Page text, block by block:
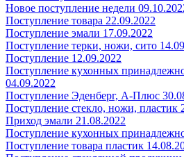
Новое поступление недели
Поступление товара 22.09.2022
Поступление эмали 17.09.2022
Поступление терки, ножи, сито
Поступление 12.09.2022
Поступление кухонных
04.09.2022
Поступление Эденберг, А-Плюс
Поступление стекло, ножи, пластик
Приход эмали 21.08.2022
Поступление кухонных
Поступление товара пластик